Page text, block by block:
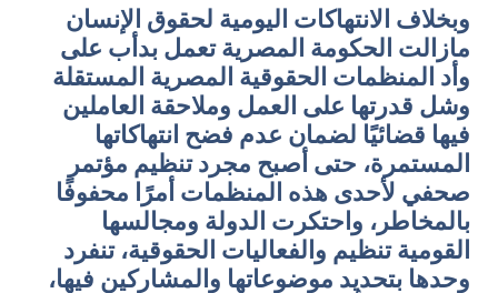
وبخلاف الانتهاكات اليومية لحقوق الإنسان
مازالت الحكومة المصرية تعمل بدأب على
وأد المنظمات الحقوقية المصرية المستقلة
وشل قدرتها على العمل وملاحقة العاملين
فيها قضائيًا لضمان عدم فضح انتهاكاتها
المستمرة، حتى أصبح مجرد تنظيم مؤتمر
صحفي لأحدى هذه المنظمات أمرًا محفوفًا
بالمخاطر، واحتكرت الدولة ومجالسها
القومية تنظيم والفعاليات الحقوقية، تنفرد
وحدها بتحديد موضوعاتها والمشاركين فيها،